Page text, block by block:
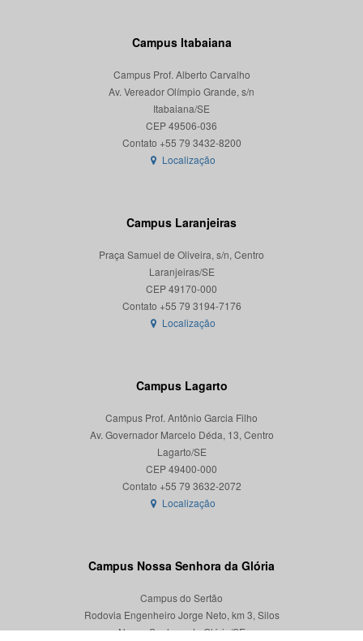
Campus Itabaiana
Campus Prof. Alberto Carvalho
Av. Vereador Olímpio Grande, s/n
Itabaiana/SE
CEP 49506-036
Localização
Campus Laranjeiras
Praça Samuel de Oliveira, s/n, Centro
Laranjeiras/SE
CEP 49170-000
Localização
Campus Lagarto
Campus Prof. Antônio Garcia Filho
Av. Governador Marcelo Déda, 13, Centro
Lagarto/SE
CEP 49400-000
Localização
Campus Nossa Senhora da Glória
Campus do Sertão
Rodovia Engenheiro Jorge Neto, km 3, Silos
Nossa Senhora da Glória/SE